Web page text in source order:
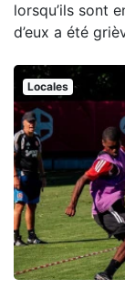
lorsqu’ils sont
d’eux a été
Locales